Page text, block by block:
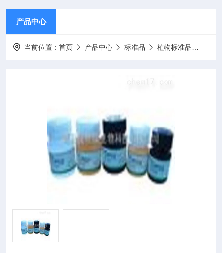
产品中心
当前位置：首页 产品中心 标准品 植物标准品